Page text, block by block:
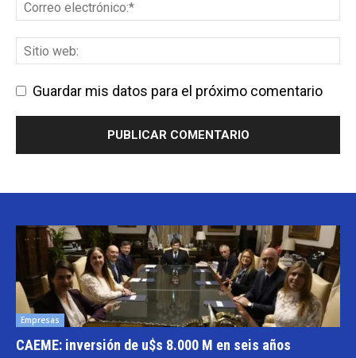
Guardar mis datos para el próximo comentario
Empresas
CAEME: inversión de u$s 8.000 M en seis años